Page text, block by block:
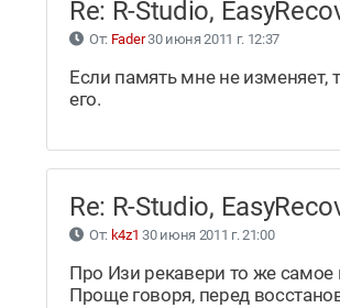
Re: R-Studio,
От: Fader30 июня 2011 г. 12:37
Если память мне не изменяет,
его.
Re: R-Studio,
От: k4z1 30 июня 2011 г. 21:00
Про Изи рекавери то же
Проще говоря, перед